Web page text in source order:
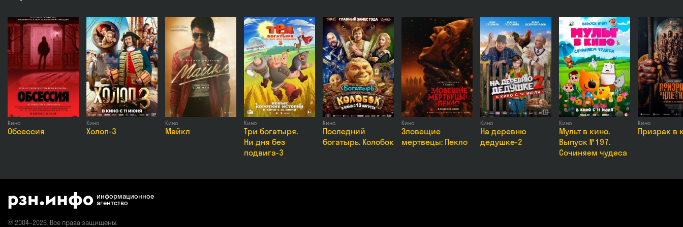
Премьера
28 мая 2026 в России
Возраст
16+
Жанры
Триллер
Кино
Обсессия
Кино
Холоп-3
Кино
Майкл
Кино
Три богатыря.
Ни дня без
подвига-3
Кино
Последний
богатырь. Колобок
Кино
Зловещие
мертвецы: Пекло
Кино
На деревню
дедушке-2
Кино
Мульт в кино.
Выпуск № 197.
Сочиняем чудеса
Кино
Призрак в
информационное
агентство
© 2004–2026. Все права защищены.